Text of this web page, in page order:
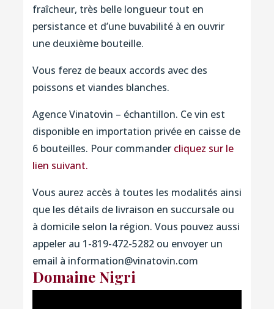
fraîcheur, très belle longueur tout en
persistance et d’une buvabilité à en ouvrir
une deuxième bouteille.
Vous ferez de beaux accords avec des
poissons et viandes blanches.
Agence Vinatovin – échantillon. Ce vin est
disponible en importation privée en caisse de
6 bouteilles. Pour commander cliquez sur le
lien suivant.
Vous aurez accès à toutes les modalités ainsi
que les détails de livraison en succursale ou
à domicile selon la région. Vous pouvez aussi
appeler au 1-819-472-5282 ou envoyer un
email à information@vinatovin.com
Domaine Nigri